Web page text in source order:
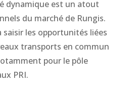
dynamique est un atout
du marché de Rungis.
les opportunités liées
transports en commun
pour le pôle
PRI.